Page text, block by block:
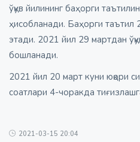
ўқув йилининг баҳорги
ҳисобланади. Баҳорги
этади. 2021 йил 29 мартдан
бошланади.
2021 йил 20 март куни юқори
соатлари 4-чоракда
2021-03-15 20:04